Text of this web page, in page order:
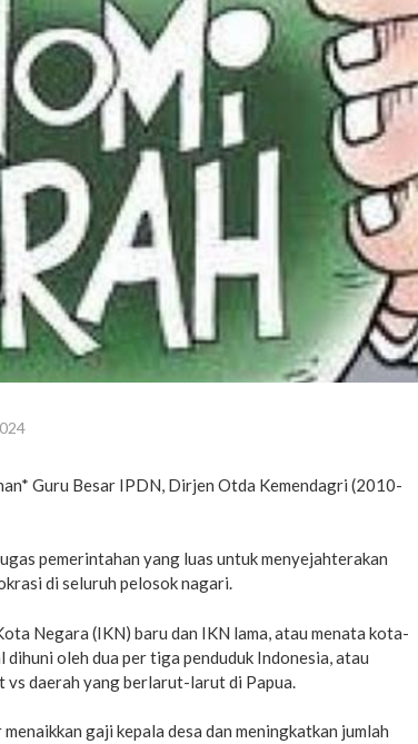
Guru Besar IPDN, Dirjen Otda Kemendagri (2010-
pemerintahan yang luas untuk menyejahterakan
di seluruh pelosok nagari.
Negara (IKN) baru dan IKN lama, atau menata kota-
oleh dua per tiga penduduk Indonesia, atau
vs daerah yang berlarut-larut di Papua.
gaji kepala desa dan meningkatkan jumlah